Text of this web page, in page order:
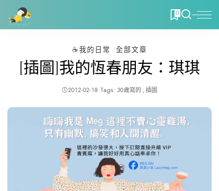
0
☕️我的日常 全部文章
[插圖]我的恆春朋友：琪琪
2012-02-18 Tags: 30歲寫的 插圖